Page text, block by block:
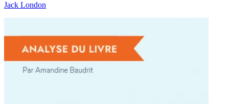
Jack London